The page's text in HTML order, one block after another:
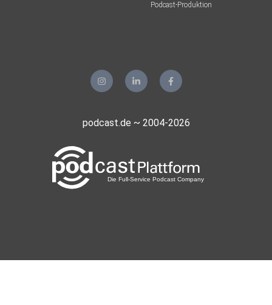
Podcast-Produktion
podcast.de ~ 2004-2026